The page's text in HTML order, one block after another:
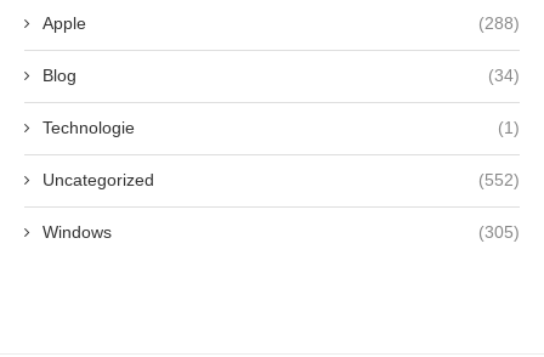
Apple (288)
Blog (34)
Technologie (1)
Uncategorized (552)
Windows (305)